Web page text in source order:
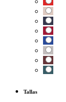
Tallas